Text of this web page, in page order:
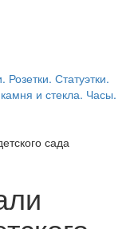
Статуэтки.
и стекла. Часы.
сада